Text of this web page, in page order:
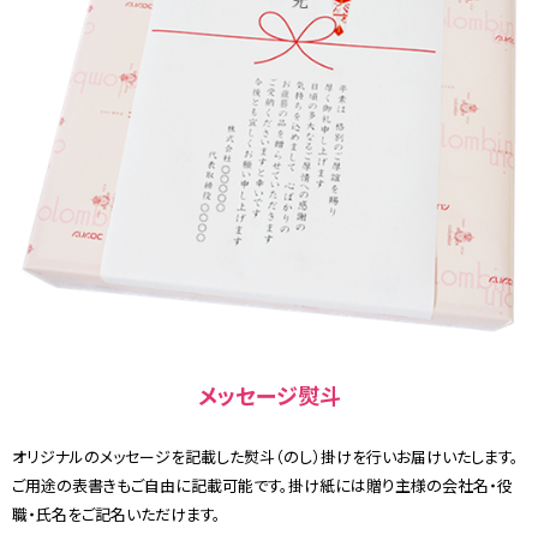
メッセージ熨斗
オリジナルのメッセージを記載した熨斗（のし）掛けを行いお届けいたします。
ご用途の表書きもご自由に記載可能です。掛け紙には贈り主様の会社名・役
職・氏名をご記名いただけます。